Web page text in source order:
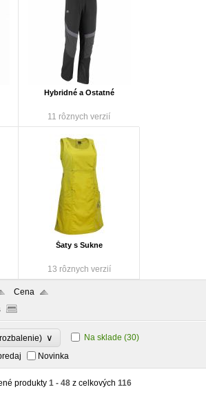
Hybridné a Ostatné
11 rôznych verzií
Šaty s Sukne
13 rôznych verzií
Cena
∨ Na sklade (30)
Novinka
produkty 1 - 48 z celkových 116